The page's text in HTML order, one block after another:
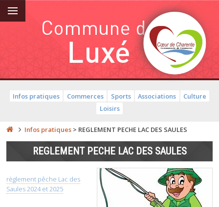
Infos pratiques Commerces Sports Associations
Culture
Loisirs
Infos pratiques > REGLEMENT PECHE LAC DES SAULES
REGLEMENT PECHE LAC DES SAULES
règlement pêche Lac des
Saules 2024 et 2025